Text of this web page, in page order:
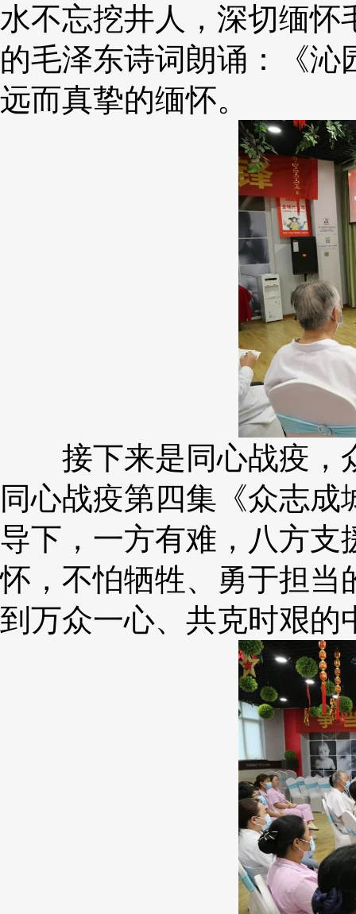
水不忘挖井人，深切缅怀
的毛泽东诗词朗诵：《沁
远而真挚的缅怀。
接下来是同心战疫，
同心战疫第四集《众志
导下，一方有难，八方支
怀，不怕牺牲、勇于担当
到万众一心、共克时艰的